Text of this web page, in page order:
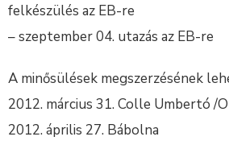
felkészülés az EB-re
– szeptember 04. utazás az EB-re
A minősülések megszerzésének
2012. március 31. Colle Umbertó /
2012. április 27. Bábolna